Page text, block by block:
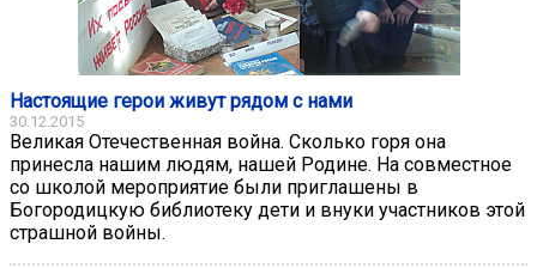
Настоящие герои живут рядом с нами
30.12.2015
Великая Отечественная война. Сколько горя она
принесла нашим людям, нашей Родине. На совместное
со школой мероприятие были приглашены в
Богородицкую библиотеку дети и внуки участников этой
страшной войны.